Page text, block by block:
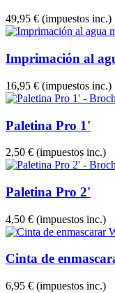
49,95 € (impuestos inc.)
Imprimación al
16,95 € (impuestos inc.)
Paletina Pro 1'
2,50 € (impuestos inc.)
Paletina Pro 2'
4,50 € (impuestos inc.)
Cinta de
6,95 € (impuestos inc.)